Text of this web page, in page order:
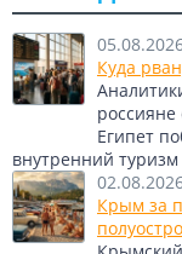
Куда
Египет
внутренний
Крым за